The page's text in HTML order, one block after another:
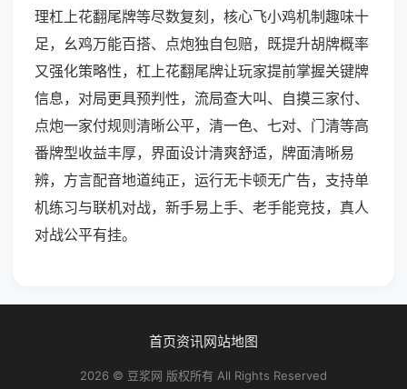
理杠上花翻尾牌等尽数复刻，核心飞小鸡机制趣味十
足，幺鸡万能百搭、点炮独自包赔，既提升胡牌概率
又强化策略性，杠上花翻尾牌让玩家提前掌握关键牌
信息，对局更具预判性，流局查大叫、自摸三家付、
点炮一家付规则清晰公平，清一色、七对、门清等高
番牌型收益丰厚，界面设计清爽舒适，牌面清晰易
辨，方言配音地道纯正，运行无卡顿无广告，支持单
机练习与联机对战，新手易上手、老手能竞技，真人
对战公平有挂。
首页资讯网站地图
2026 © 豆浆网 版权所有 All Rights Reserved